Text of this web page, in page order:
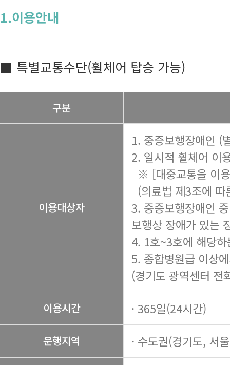
1.이용안내
■ 특별교통수단(휠체어 탑승 가능)
구분
이용대상자
1. 중증보행장애인 (
2. 일시적 휠체어 이
※ [대중교통을 이
(의료법 제3조에
3. 중증보행장애인
보행상 장애가 있는
4. 1호~3호에 해당
5. 종합병원급 이상
(경기도 광역센터 전
이용시간 · 365일(24시간)
운행지역 · 수도권(경기도, 서